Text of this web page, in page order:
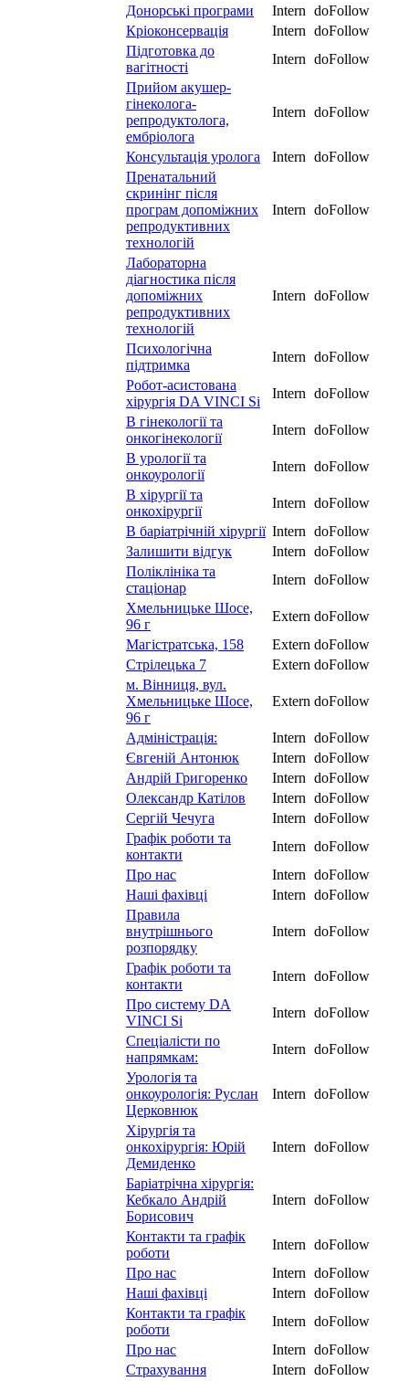
Донорські програми Intern doFollow
Кріоконсервація
Intern doFollow
Підготовка до
вагітності
Intern doFollow
Прийом акушер-
гінеколога-
репродуктолога,
ембріолога
Intern doFollow
Консультація уролога Intern doFollow
Пренатальний
скринінг після
програм допоміжних
репродуктивних
технологій
Intern doFollow
​​Лабораторна
діагностика після
допоміжних
репродуктивних
технологій
Intern doFollow
​​Психологічна
підтримка
Intern doFollow
Робот-асистована
хірургія DA VINCI Si
Intern doFollow
В гінекології та
онкогінекології
Intern doFollow
В урології та
онкоурології
Intern doFollow
В хірургії та
онкохірургії
Intern doFollow
В баріатрічній хірургії Intern doFollow
Залишити відгук
Intern doFollow
Поліклініка та
стаціонар
Intern doFollow
Хмельницьке Шосе,
96 г
Extern doFollow
Магістратська, 158
Extern doFollow
Стрілецька 7
Extern doFollow
м. Вінниця, вул.
Хмельницьке Шосе,
96 г
Extern doFollow
Адміністрація: Intern doFollow
Євгеній Антонюк
Intern doFollow
Андрій Григоренко
Intern doFollow
Олександр Катілов
Intern doFollow
Сергій Чечуга
Intern doFollow
Графік роботи та
контакти
Intern doFollow
Про нас
Intern doFollow
Наші фахівці
Intern doFollow
Правила
внутрішнього
розпорядку
Intern doFollow
Графік роботи та
контакти
Intern doFollow
Про систему DA
VINCI Si
Intern doFollow
Спеціалісти по
напрямкам:
Intern doFollow
Урологія та
онкоурологія: Руслан
Церковнюк
Intern doFollow
Хірургія та
онкохірургія: Юрій
Демиденко
Intern doFollow
Баріатрічна хірургія:
Кебкало Андрій
Борисович
Intern doFollow
Контакти та графік
роботи
Intern doFollow
Про нас
Intern doFollow
Наші фахівці
Intern doFollow
Контакти та графік
роботи
Intern doFollow
Про нас
Intern doFollow
Страхування
Intern doFollow